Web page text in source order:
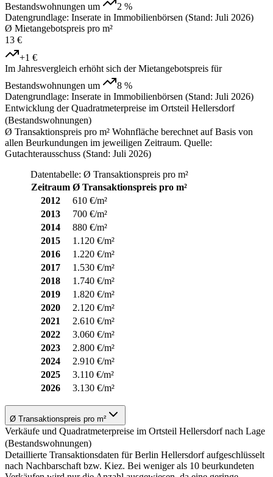
Bestandswohnungen um
2 %
Datengrundlage: Inserate in Immobilienbörsen (Stand: Juli 2026)
Ø Mietangebotspreis pro m²
13 €
+1 €
Im Jahresvergleich erhöht sich der Mietangebotspreis für
Bestandswohnungen um
8 %
Datengrundlage: Inserate in Immobilienbörsen (Stand: Juli 2026)
Entwicklung der Quadratmeterpreise im Ortsteil Hellersdorf
(Bestandswohnungen)
Ø Transaktionspreis pro m² Wohnfläche berechnet auf Basis von
allen Beurkundungen im jeweiligen Zeitraum. Quelle:
Gutachterausschuss (Stand: Juli 2026)
Datentabelle: Ø Transaktionspreis pro m²
Zeitraum Ø Transaktionspreis pro m²
2012
610 €/m²
2013
700 €/m²
2014
880 €/m²
2015
1.120 €/m²
2016
1.220 €/m²
2017
1.530 €/m²
2018
1.740 €/m²
2019
1.820 €/m²
2020
2.120 €/m²
2021
2.610 €/m²
2022
3.060 €/m²
2023
2.800 €/m²
2024
2.910 €/m²
2025
3.110 €/m²
2026
3.130 €/m²
Ø Transaktionspreis pro m²
Verkäufe und Quadratmeterpreise im Ortsteil Hellersdorf nach Lage
(Bestandswohnungen)
Detaillierte Transaktionsdaten für Berlin Hellersdorf aufgeschlüsselt
nach Nachbarschaft bzw. Kiez. Bei weniger als 10 beurkundeten